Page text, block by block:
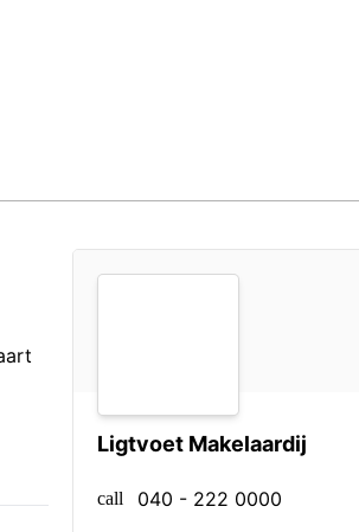
Ligtvoet Makelaardij
call 040 - 222 0000